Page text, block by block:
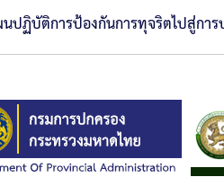
ปฏิบัติการป้องกันการทุจริตไปสู่ก